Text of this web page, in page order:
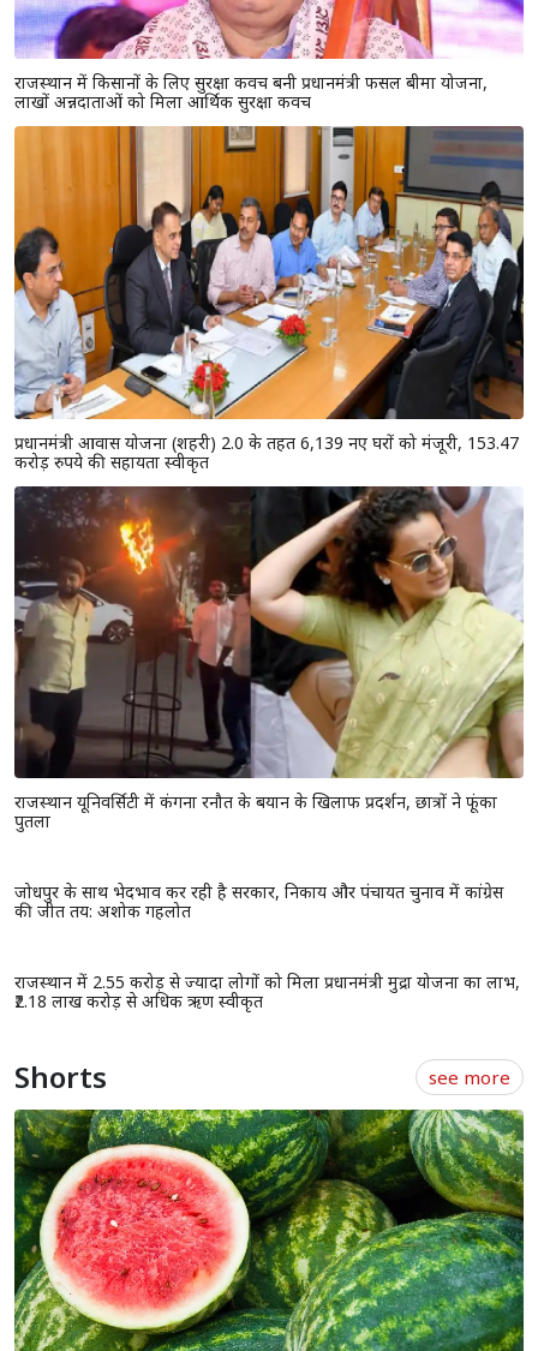
राजस्थान में किसानों के लिए सुरक्षा कवच बनी प्रधानमंत्री फसल बीमा योजना,
लाखों अन्नदाताओं को मिला आर्थिक सुरक्षा कवच
प्रधानमंत्री आवास योजना (शहरी) 2.0 के तहत 6,139 नए घरों को मंजूरी, 153.47
करोड़ रुपये की सहायता स्वीकृत
राजस्थान यूनिवर्सिटी में कंगना रनौत के बयान के खिलाफ प्रदर्शन, छात्रों ने फूंका
पुतला
जोधपुर के साथ भेदभाव कर रही है सरकार, निकाय और पंचायत चुनाव में कांग्रेस
की जीत तय: अशोक गहलोत